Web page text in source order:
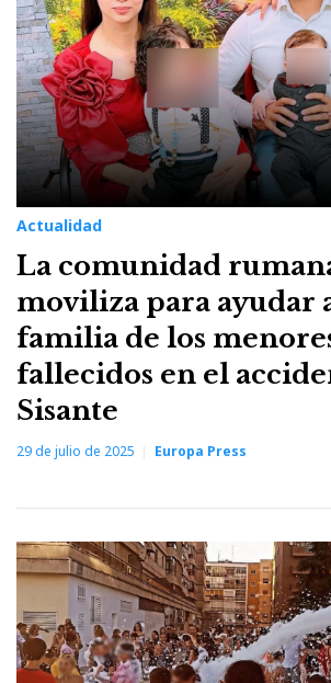
Actualidad
La comunidad
moviliza para ayudar
familia de los
fallecidos en el
Sisante
29 de julio de 2025 Europa Press